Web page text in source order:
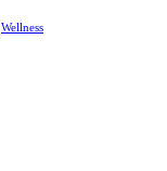
Wellness